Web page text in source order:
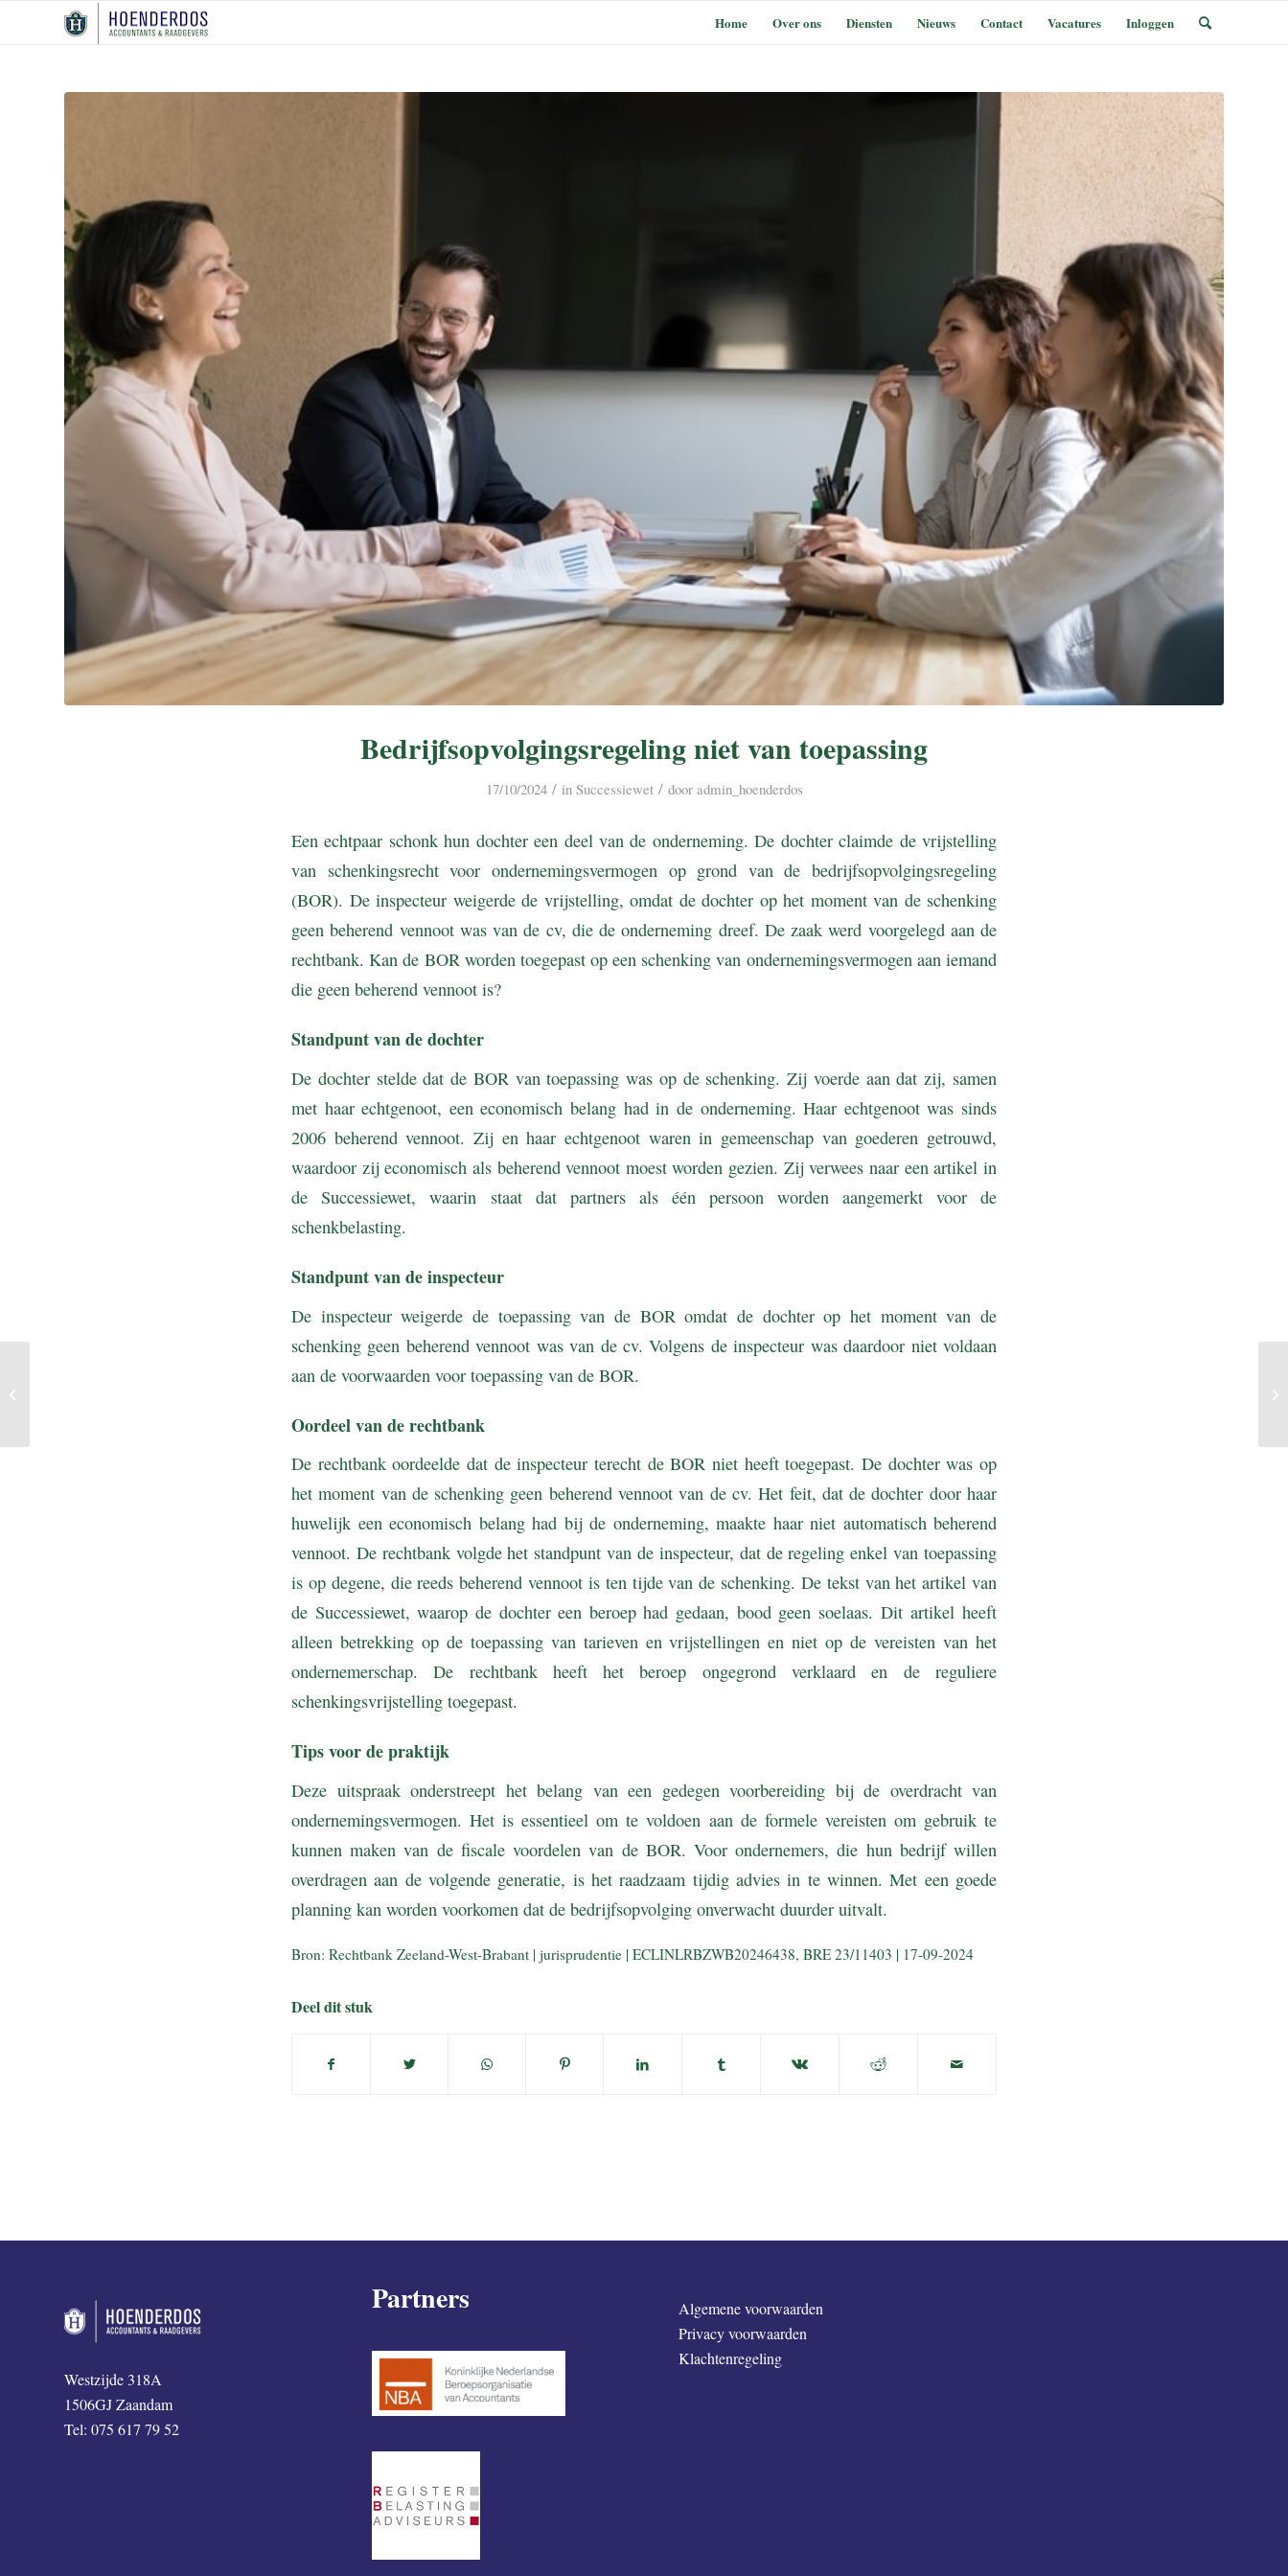
Home Over ons Diensten Nieuws Contact Vacatures Inloggen
Bedrijfsopvolgingsregeling niet van toepassing
17/10/2024 / in Successiewet / door admin_hoenderdos
Een echtpaar schonk hun dochter een deel van de onderneming. De dochter claimde de vrijstelling
van schenkingsrecht voor ondernemingsvermogen op grond van de bedrijfsopvolgingsregeling
(BOR). De inspecteur weigerde de vrijstelling, omdat de dochter op het moment van de schenking
geen beherend vennoot was van de cv, die de onderneming dreef. De zaak werd voorgelegd aan de
rechtbank. Kan de BOR worden toegepast op een schenking van ondernemingsvermogen aan iemand
die geen beherend vennoot is?
Standpunt van de dochter
De dochter stelde dat de BOR van toepassing was op de schenking. Zij voerde aan dat zij, samen
met haar echtgenoot, een economisch belang had in de onderneming. Haar echtgenoot was sinds
2006 beherend vennoot. Zij en haar echtgenoot waren in gemeenschap van goederen getrouwd,
waardoor zij economisch als beherend vennoot moest worden gezien. Zij verwees naar een artikel in
de Successiewet, waarin staat dat partners als één persoon worden aangemerkt voor de
schenkbelasting.
Standpunt van de inspecteur
De inspecteur weigerde de toepassing van de BOR omdat de dochter op het moment van de
schenking geen beherend vennoot was van de cv. Volgens de inspecteur was daardoor niet voldaan
aan de voorwaarden voor toepassing van de BOR.
Oordeel van de rechtbank
De rechtbank oordeelde dat de inspecteur terecht de BOR niet heeft toegepast. De dochter was op
het moment van de schenking geen beherend vennoot van de cv. Het feit, dat de dochter door haar
huwelijk een economisch belang had bij de onderneming, maakte haar niet automatisch beherend
vennoot. De rechtbank volgde het standpunt van de inspecteur, dat de regeling enkel van toepassing
is op degene, die reeds beherend vennoot is ten tijde van de schenking. De tekst van het artikel van
de Successiewet, waarop de dochter een beroep had gedaan, bood geen soelaas. Dit artikel heeft
alleen betrekking op de toepassing van tarieven en vrijstellingen en niet op de vereisten van het
ondernemerschap. De rechtbank heeft het beroep ongegrond verklaard en de reguliere
schenkingsvrijstelling toegepast.
Tips voor de praktijk
Deze uitspraak onderstreept het belang van een gedegen voorbereiding bij de overdracht van
ondernemingsvermogen. Het is essentieel om te voldoen aan de formele vereisten om gebruik te
kunnen maken van de fiscale voordelen van de BOR. Voor ondernemers, die hun bedrijf willen
overdragen aan de volgende generatie, is het raadzaam tijdig advies in te winnen. Met een goede
planning kan worden voorkomen dat de bedrijfsopvolging onverwacht duurder uitvalt.
Bron: Rechtbank Zeeland-West-Brabant | jurisprudentie | ECLINLRBZWB20246438, BRE 23/11403 | 17-09-2024
Deel dit stuk
Westzijde 318A
1506GJ Zaandam
Tel: 075 617 79 52
Partners
Algemene voorwaarden
Privacy voorwaarden
Klachtenregeling